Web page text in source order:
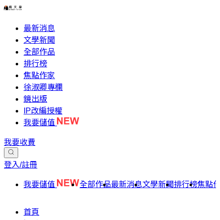
最新消息
文學新聞
全部作品
排行榜
焦點作家
徐淑卿專欄
鏡出版
IP改編授權
我要儲值
我要收費
登入/註冊
我要儲值 全部作品最新消息文學新聞排行榜焦點
首頁